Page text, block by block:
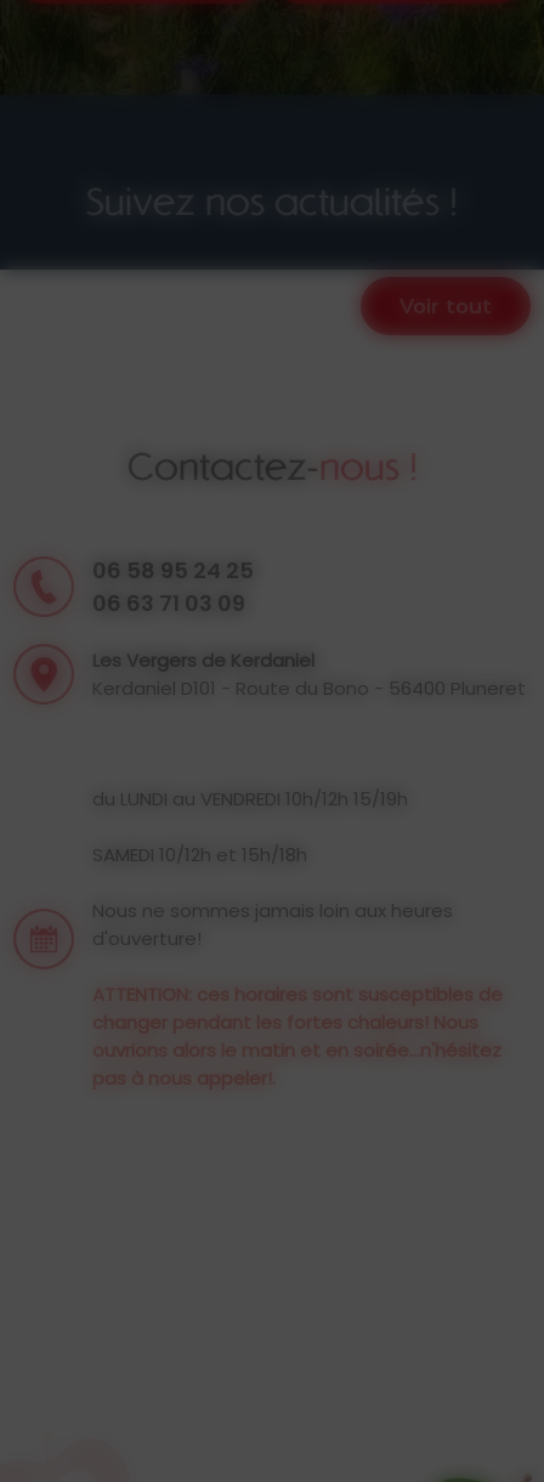
Suivez nos actualités !
Voir tout
Contactez-nous !
06 58 95 24 25
06 63 71 03 09
Les Vergers de Kerdaniel
Kerdaniel D101 - Route du Bono - 56400 Pluneret
du LUNDI au VENDREDI 10h/12h 15/19h
SAMEDI 10/12h et 15h/18h
Nous ne sommes jamais loin aux heures
d'ouverture!
ATTENTION: ces horaires sont susceptibles de